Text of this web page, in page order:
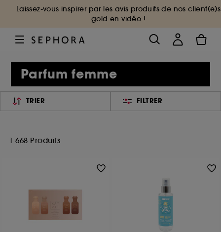
Laissez-vous inspirer par les avis produits de nos client(e)s
gold en vidéo !
Parfum femme
TRIER FILTRER
1 668 Produits